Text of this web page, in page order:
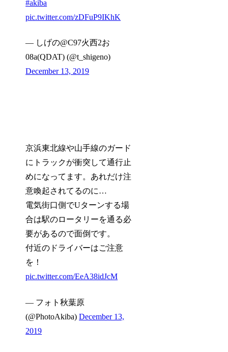
#akiba
pic.twitter.com/zDFuP9IKhK
— しげの@C97火西2お
08a(QDAT) (@t_shigeno)
December 13, 2019
京浜東北線や山手線のガード
にトラックが衝突して通行止
めになってます。あれだけ注
意喚起されてるのに…
電気街口側でUターンする場
合は駅のロータリーを通る必
要があるので面倒です。
付近のドライバーはご注意
を！
pic.twitter.com/EeA38idJcM
— フォト秋葉原
(@PhotoAkiba)December 13,
2019